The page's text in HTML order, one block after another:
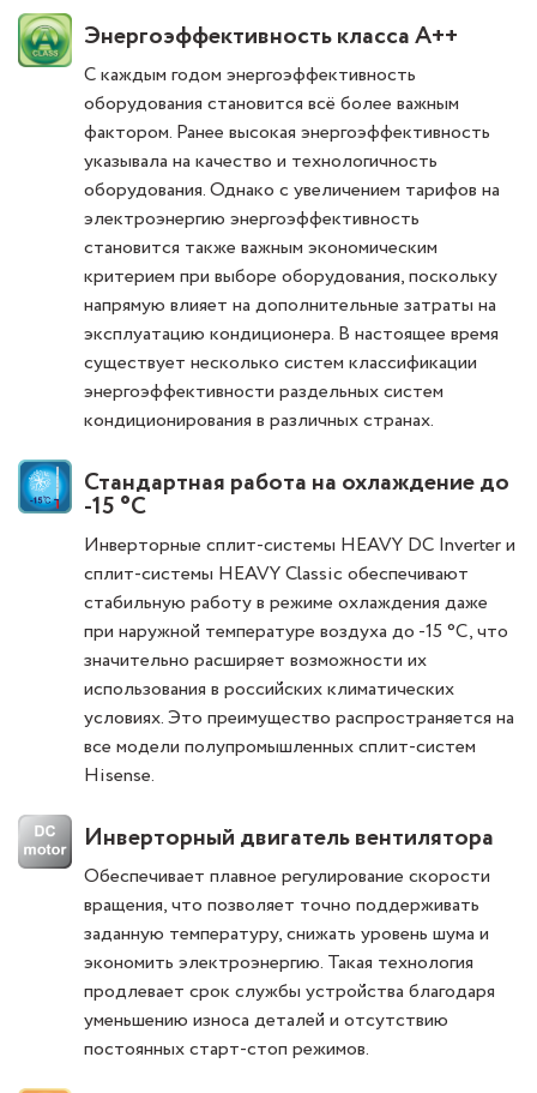
Энергоэффективность класса А++
С каждым годом энергоэффективность
оборудования становится всё более важным
фактором. Ранее высокая энергоэффективность
указывала на качество и технологичность
оборудования. Однако с увеличением тарифов на
электроэнергию энергоэффективность
становится также важным экономическим
критерием при выборе оборудования, поскольку
напрямую влияет на дополнительные затраты на
эксплуатацию кондиционера. В настоящее время
существует несколько систем классификации
энергоэффективности раздельных систем
кондиционирования в различных странах.
Стандартная работа на охлаждение до
-15 °С
Инверторные сплит-системы HEAVY DC Inverter и
сплит-системы HEAVY Classic обеспечивают
стабильную работу в режиме охлаждения даже
при наружной температуре воздуха до -15 °C, что
значительно расширяет возможности их
использования в российских климатических
условиях. Это преимущество распространяется на
все модели полупромышленных сплит-систем
Hisense.
Инверторный двигатель вентилятора
Обеспечивает плавное регулирование скорости
вращения, что позволяет точно поддерживать
заданную температуру, снижать уровень шума и
экономить электроэнергию. Такая технология
продлевает срок службы устройства благодаря
уменьшению износа деталей и отсутствию
постоянных старт-стоп режимов.